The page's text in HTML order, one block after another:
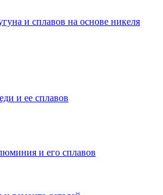
и сплавов на основе никеля
и ее сплавов
и его сплавов